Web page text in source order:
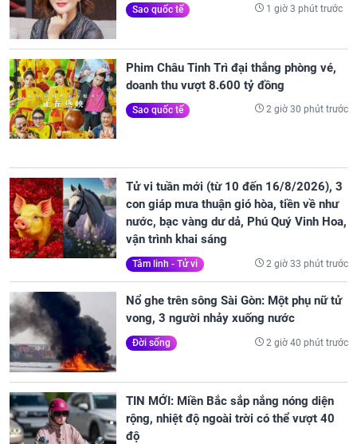
Sao quốc tế 1 giờ 3 phút trước
Phim Châu Tinh Trì đại thắng phòng vé,
doanh thu vượt 8.600 tỷ đồng
Sao quốc tế 2 giờ 30 phút trước
Tử vi tuần mới (từ 10 đến 16/8/2026), 3
con giáp mưa thuận gió hòa, tiền về như
nước, bạc vàng dư dả, Phú Quý Vinh Hoa,
vận trình khai sáng
Tâm linh - Tử vi 2 giờ 33 phút trước
Nổ ghe trên sông Sài Gòn: Một phụ nữ tử
vong, 3 người nhảy xuống nước
Đời sống 2 giờ 40 phút trước
TIN MỚI: Miền Bắc sắp nắng nóng diện
rộng, nhiệt độ ngoài trời có thể vượt 40
độ